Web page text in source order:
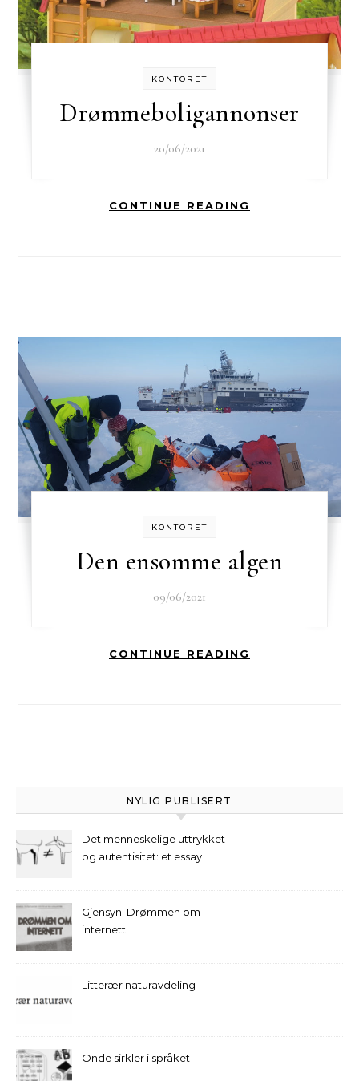
KONTORET
Drømmeboligannonser
20/06/2021
CONTINUE READING
KONTORET
Den ensomme algen
09/06/2021
CONTINUE READING
NYLIG PUBLISERT
Det menneskelige uttrykket
og autentisitet: et essay
Gjensyn: Drømmen om
internett
Litterær naturavdeling
Onde sirkler i språket